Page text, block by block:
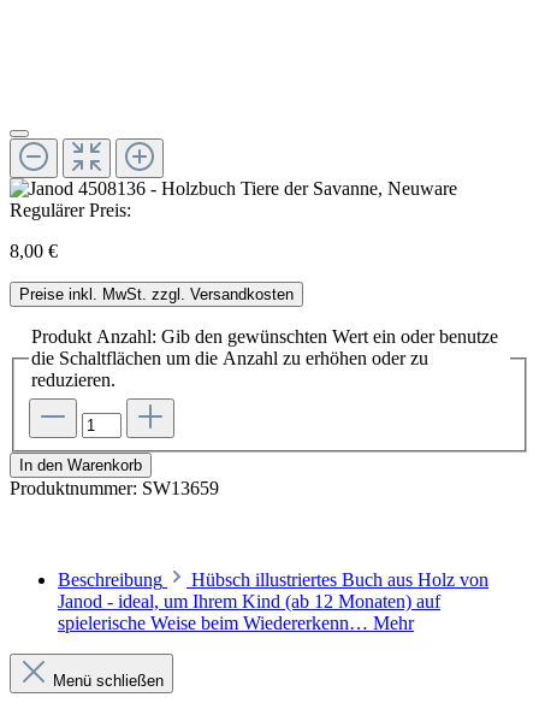
Regulärer Preis:
8,00 €
Preise inkl. MwSt. zzgl. Versandkosten
Produkt Anzahl: Gib den gewünschten Wert ein oder benutze
die Schaltflächen um die Anzahl zu erhöhen oder zu
reduzieren.
In den Warenkorb
Produktnummer: SW13659
Beschreibung
Hübsch illustriertes Buch aus Holz von
Janod - ideal, um Ihrem Kind (ab 12 Monaten) auf
spielerische Weise beim Wiedererkenn… Mehr
Menü schließen